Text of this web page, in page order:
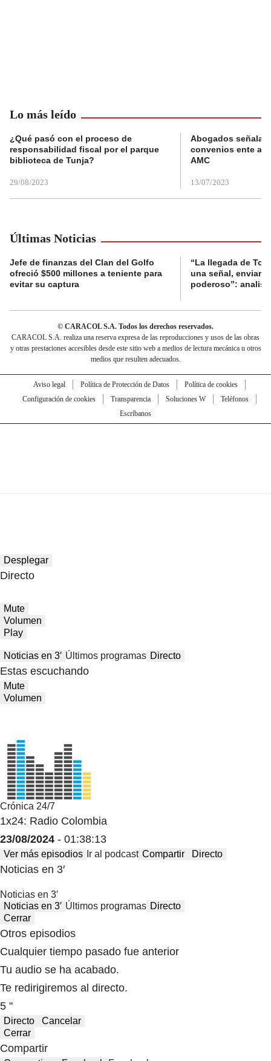
Lo más leído
¿Qué pasó con el proceso de
responsabilidad fiscal por el parque
biblioteca de Tunja?
29/08/2023
Abogados
convenios ente
AMC
13/07/2023
Últimas Noticias
Jefe de finanzas del Clan del Golfo
ofreció $500 millones a teniente para
evitar su captura
“La llegada de
una señal, enviar
poderoso”:
© CARACOL S.A. Todos los derechos reservados.
CARACOL S.A. realiza una reserva expresa de las reproducciones y usos de las obras
y otras prestaciones accesibles desde este sitio web a medios de lectura mecánica u otros
medios que resulten adecuados.
Aviso legal Política de Protección de Datos
Política de cookies
Configuración de cookies
Transparencia Soluciones W
Teléfonos
Escríbanos
Desplegar
Directo
Mute
Volumen
Play
Noticias en 3′ Últimos programas Directo
Estas escuchando
Mute
Volumen
Crónica 24/7
1x24: Radio Colombia
23/08/2024 - 01:38:13
Ver más episodios Ir al podcast Compartir Directo
Noticias en 3′
Noticias en 3′
Noticias en 3′ Últimos programas Directo
Cerrar
Otros episodios
Cualquier tiempo pasado fue anterior
Tu audio se ha acabado.
Te redirigiremos al directo.
5 "
Directo
Cancelar
Cerrar
Compartir